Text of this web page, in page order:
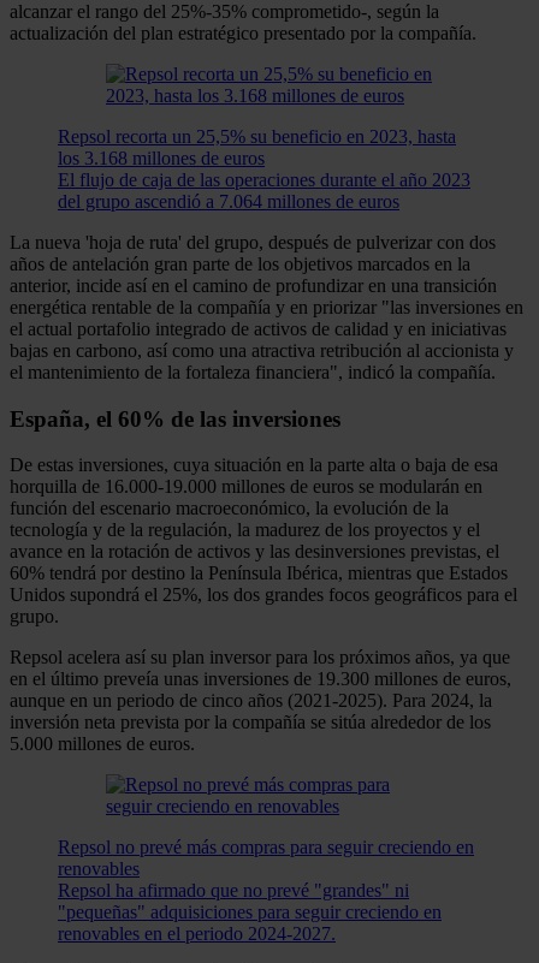
alcanzar el rango del 25%-35% comprometido-, según la
actualización del plan estratégico presentado por la compañía.
Repsol recorta un 25,5% su beneficio en 2023, hasta
los 3.168 millones de euros
El flujo de caja de las operaciones durante el año 2023
del grupo ascendió a 7.064 millones de euros
La nueva 'hoja de ruta' del grupo, después de pulverizar con dos
años de antelación gran parte de los objetivos marcados en la
anterior, incide así en el camino de profundizar en una transición
energética rentable de la compañía y en priorizar "las inversiones en
el actual portafolio integrado de activos de calidad y en iniciativas
bajas en carbono, así como una atractiva retribución al accionista y
el mantenimiento de la fortaleza financiera", indicó la compañía.
España, el 60% de las inversiones
De estas inversiones, cuya situación en la parte alta o baja de esa
horquilla de 16.000-19.000 millones de euros se modularán en
función del escenario macroeconómico, la evolución de la
tecnología y de la regulación, la madurez de los proyectos y el
avance en la rotación de activos y las desinversiones previstas, el
60% tendrá por destino la Península Ibérica, mientras que Estados
Unidos supondrá el 25%, los dos grandes focos geográficos para el
grupo.
Repsol acelera así su plan inversor para los próximos años, ya que
en el último preveía unas inversiones de 19.300 millones de euros,
aunque en un periodo de cinco años (2021-2025). Para 2024, la
inversión neta prevista por la compañía se sitúa alrededor de los
5.000 millones de euros.
Repsol no prevé más compras para seguir creciendo en
renovables
Repsol ha afirmado que no prevé "grandes" ni
"pequeñas" adquisiciones para seguir creciendo en
renovables en el periodo 2024-2027.